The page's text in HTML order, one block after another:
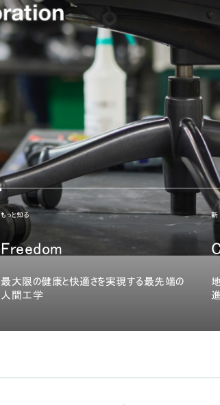
もっと知る
Freedom
最大限の健康と快適さを実現する最先端の
人間工学
新